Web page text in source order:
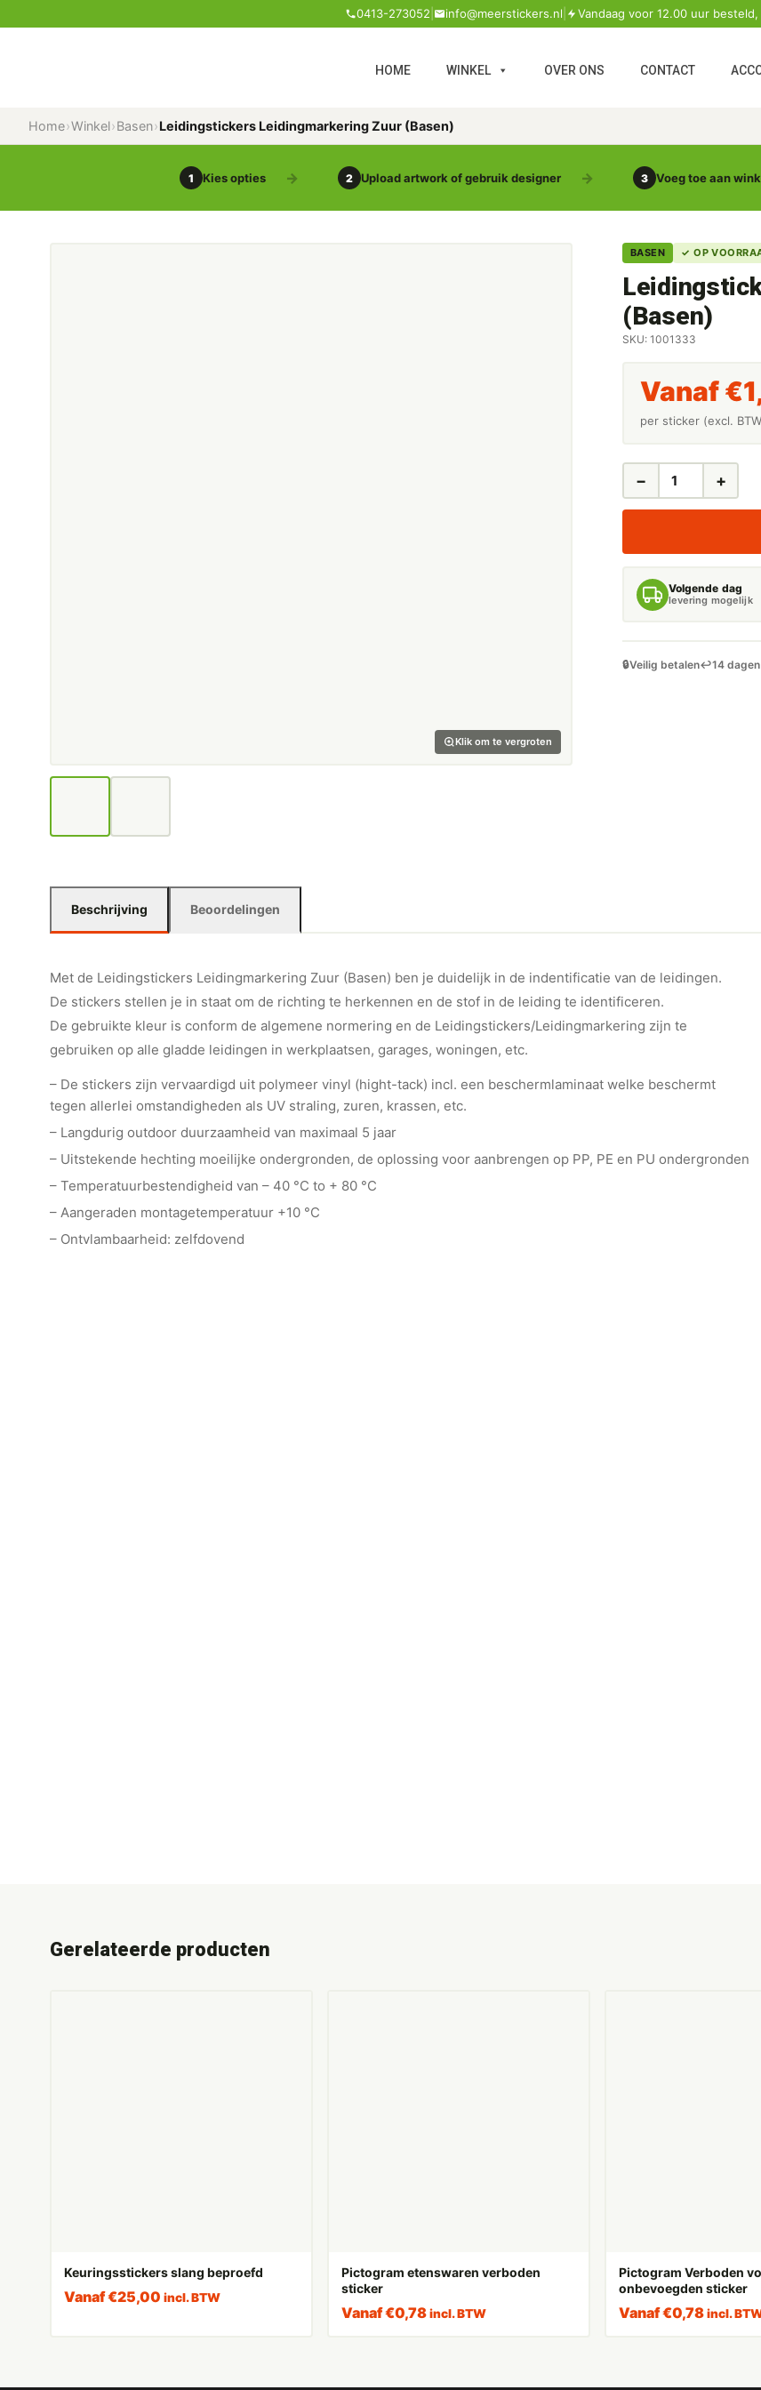
0413-273052 info@meerstickers.nl Vandaag voor 12.00 uur
HOME WINKEL OVER ONS CONTACT
Home›Winkel›Basen›Leidingstickers Leidingmarkering Zuur (Basen)
1 Kies opties 2 Upload artwork of gebruik designer 3 Voeg toe aan
Klik om te vergroten
BASEN ✓ OP
(Basen)
SKU: 1001333
Vanaf €
per sticker (excl.
LEIDINGSTICKERS
− +
Volgende dag
levering mogelijk
🔒Veilig betalen↩️14
Beschrijving Beoordelingen
Met de Leidingstickers Leidingmarkering Zuur (Basen) ben je duidelijk in de indentificatie van de leidingen.
De stickers stellen je in staat om de richting te herkennen en de stof in de leiding te identificeren.
De gebruikte kleur is conform de algemene normering en de Leidingstickers/Leidingmarkering zijn te
gebruiken op alle gladde leidingen in werkplaatsen, garages, woningen, etc.
– De stickers zijn vervaardigd uit polymeer vinyl (hight-tack) incl. een beschermlaminaat welke beschermt
tegen allerlei omstandigheden als UV straling, zuren, krassen, etc.
– Langdurig outdoor duurzaamheid van maximaal 5 jaar
– Uitstekende hechting moeilijke ondergronden, de oplossing voor aanbrengen op PP, PE en PU ondergronden
– Temperatuurbestendigheid van – 40 °C to + 80 °C
– Aangeraden montagetemperatuur +10 °C
– Ontvlambaarheid: zelfdovend
Gerelateerde producten
Keuringsstickers slang beproefd
Vanaf€25,00 incl. BTW
Pictogram etenswaren verboden
sticker
Vanaf€0,78 incl. BTW
Pictogram Verboden
onbevoegden sticker
Vanaf€0,78 incl.